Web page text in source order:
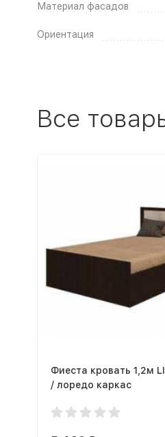
Материал фасадов
Ориентация
Все
Фиеста кровать 1,2м
/ лоредо каркас